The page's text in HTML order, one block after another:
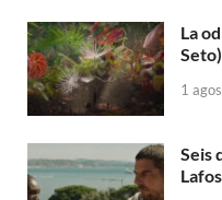
La
Seto)
1
Seis